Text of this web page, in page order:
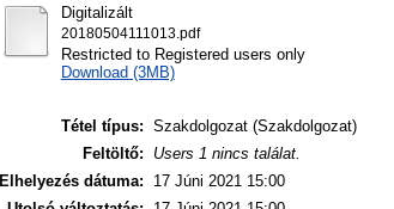
Digitalizált
20180504111013.pdf
Restricted to Registered users only
Download (3MB)
Tétel típus: Szakdolgozat (Szakdolgozat)
Feltöltő:
Users 1 nincs találat.
Elhelyezés dátuma:
17 Júni 2021 15:00